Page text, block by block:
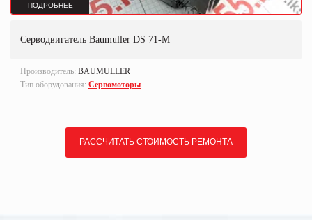
ПОДРОБНЕЕ
Серводвигатель Baumuller DS 71-M
Производитель: BAUMULLER
Тип оборудования: Сервомоторы
РАССЧИТАТЬ СТОИМОСТЬ РЕМОНТА